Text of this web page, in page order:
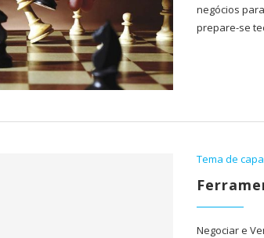
negócios
prepare-se
Tema de capa
Negociar e
Ironhack junta-se à DIG-IN para
tornar a educação...